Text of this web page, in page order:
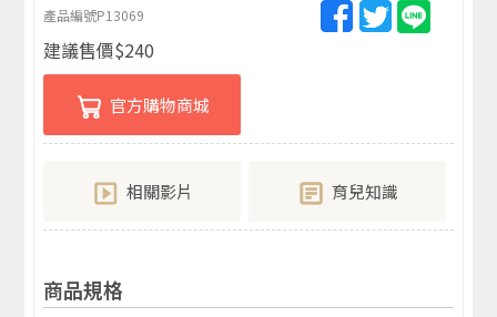
產品編號P13069
建議售價$240
官方購物商城
相關影片 育兒知識
商品規格